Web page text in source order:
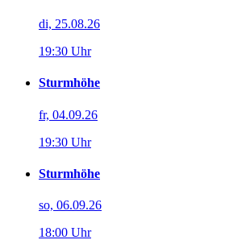
di, 25.08.26
19:30 Uhr
Sturmhöhe
fr, 04.09.26
19:30 Uhr
Sturmhöhe
so, 06.09.26
18:00 Uhr